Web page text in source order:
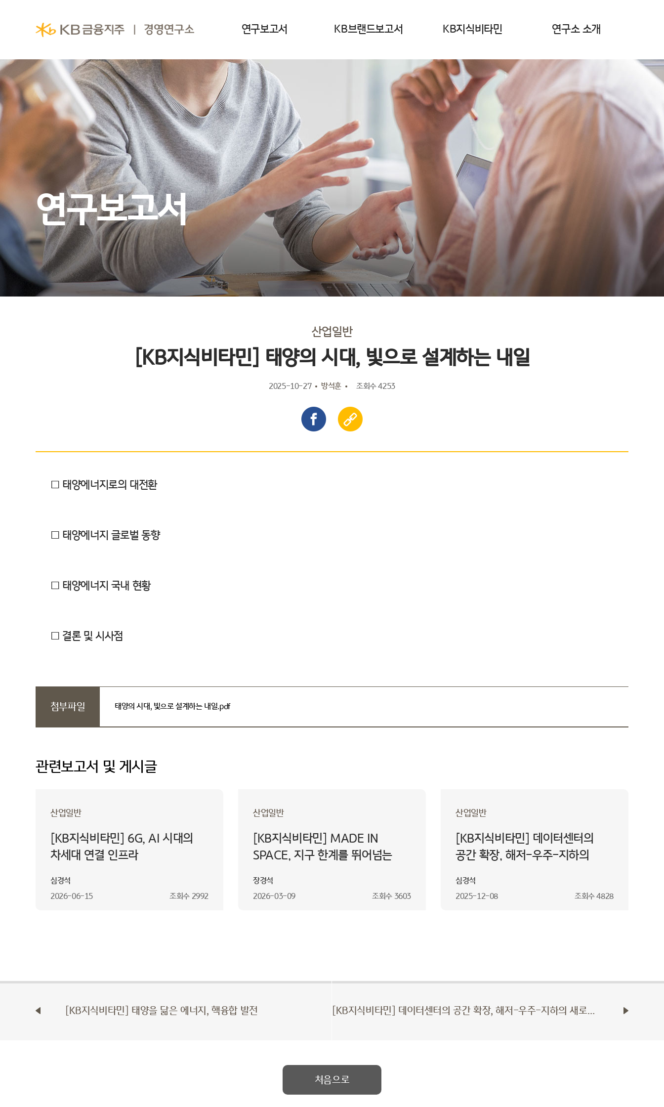
연구보고서 KB브랜드보고서 KB지식비타민 연구소 소개
연구보고서
산업일반
[KB지식비타민] 태양의 시대, 빛으로 설계하는 내일
2025-10-27 방석훈 조회수 4253
□ 태양에너지로의 대전환
□ 태양에너지 글로벌 동향
□ 태양에너지 국내 현황
□ 결론 및 시사점
첨부파일 태양의 시대, 빛으로 설계하는 내일.pdf
관련보고서 및 게시글
산업일반
[KB지식비타민] 6G, AI 시대의
차세대 연결 인프라
심경석
2026-06-15
조회수 2992
산업일반
[KB지식비타민] MADE IN
SPACE, 지구 한계를 뛰어넘는
장경석
2026-03-09
조회수3603
산업일반
[KB지식비타민] 데이터센터의
공간 확장, 해저-우주-지하의
심경석
2025-12-08
조회수4828
[KB지식비타민] 태양을 닮은 에너지, 핵융합 발전 [KB지식비타민] 데이터센터의 공간 확장, 해저-우주-지하의 새로운 가능성
처음으로